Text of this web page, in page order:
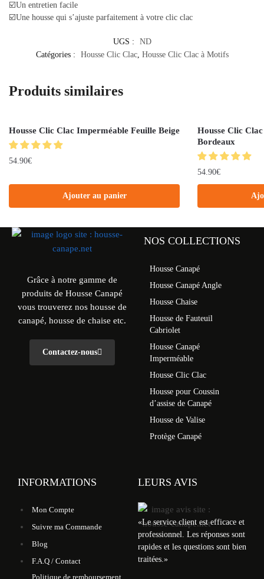
☑️Un entretien facile
☑️Une housse qui s’ajuste parfaitement à votre clic clac
UGS :
ND
Catégories :
Housse Clic Clac, Housse Clic Clac à Motifs
Produits similaires
Housse Clic Clac Imperméable Feuille Beige
54.90€
Ajouter au panier
Housse Clic
Bordeaux
54.90€
Grâce à notre gamme de
produits de Housse Canapé
vous trouverez nos housse de
canapé, housse de chaise etc.
Contactez-nous
NOS COLLECTIONS
Housse Canapé
Housse Canapé Angle
Housse Chaise
Housse de Fauteuil
Cabriolet
Housse Canapé
Imperméable
Housse Clic Clac
Housse pour Coussin
d’assise de Canapé
Housse de Valise
Protège Canapé
INFORMATIONS
Mon Compte
Suivre ma Commande
Blog
F.A.Q / Contact
Politique de remboursement
LEURS AVIS
«Le service client est efficace et
professionnel. Les réponses sont
rapides et les questions sont bien
traitées.»